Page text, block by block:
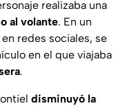
realizaba una
al volante. En un
redes sociales, se
en el que viajaba
.
disminuyó la